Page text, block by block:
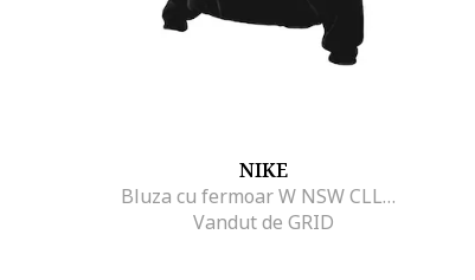
NIKE
Bluza cu fermoar W NSW CLLCTN COZY LOGO QZ-FV7806-010
Vandut de GRID